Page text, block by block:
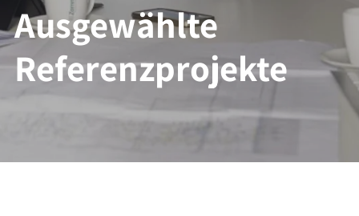
Ausgewählte
Referenzprojekte